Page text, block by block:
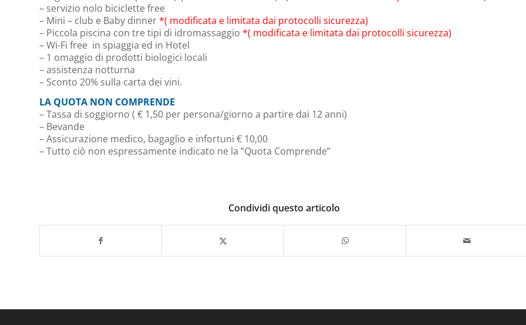
– servizio nolo biciclette free
– Mini – club e Baby dinner*( modificata e limitata dai protocolli sicurezza)
– Piccola piscina con tre tipi di idromassaggio *( modificata e limitata dai protocolli sicurezza)
– Wi-Fi free in spiaggia ed in Hotel
– 1 omaggio di prodotti biologici locali
– assistenza notturna
– Sconto 20% sulla carta dei vini.
LA QUOTA NON COMPRENDE
– Tassa di soggiorno ( € 1,50 per persona/giorno a partire dai 12 anni)
– Bevande
– Assicurazione medico, bagaglio e infortuni € 10,00
– Tutto ciò non espressamente indicato ne la “Quota Comprende”
Condividi questo articolo